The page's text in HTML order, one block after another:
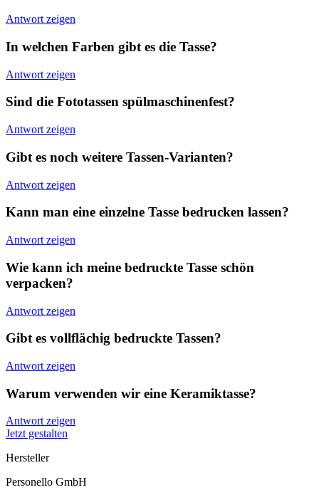
Antwort zeigen
In welchen Farben gibt es die Tasse?
Antwort zeigen
Sind die Fototassen spülmaschinenfest?
Antwort zeigen
Gibt es noch weitere Tassen-Varianten?
Antwort zeigen
Kann man eine einzelne Tasse bedrucken lassen?
Antwort zeigen
Wie kann ich meine bedruckte Tasse schön
verpacken?
Antwort zeigen
Gibt es vollflächig bedruckte Tassen?
Antwort zeigen
Warum verwenden wir eine Keramiktasse?
Antwort zeigen
Jetzt gestalten
Hersteller
Personello GmbH